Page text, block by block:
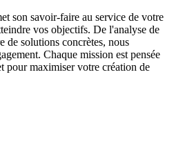
son savoir-faire au service de votre
vos objectifs. De l'analyse de
de solutions concrètes, nous
Chaque mission est pensée
pour maximiser votre création de